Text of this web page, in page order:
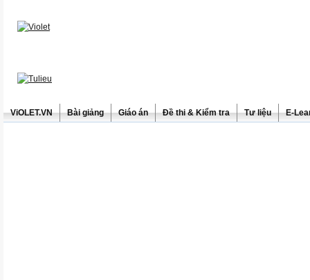
ViOLET.VN Bài giảng Giáo án Đề thi & Kiểm tra Tư liệu E-